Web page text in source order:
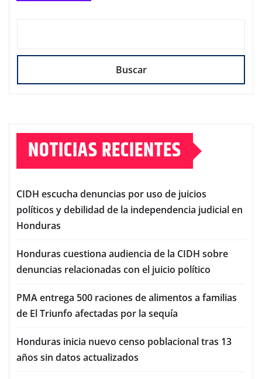
Buscar
NOTICIAS RECIENTES
CIDH escucha denuncias por uso de juicios
políticos y debilidad de la independencia judicial en
Honduras
Honduras cuestiona audiencia de la CIDH sobre
denuncias relacionadas con el juicio político
PMA entrega 500 raciones de alimentos a familias
de El Triunfo afectadas por la sequía
Honduras inicia nuevo censo poblacional tras 13
años sin datos actualizados